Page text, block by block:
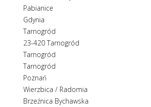
Pabianice
Gdynia
Tarnogród
23-420 Tarnogród
Tarnogród
Tarnogród
Poznań
Wierzbica / Radomia
Brzeźnica Bychawska